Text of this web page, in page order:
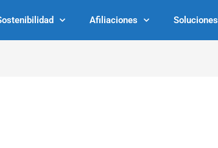
Afiliaciones Soluciones